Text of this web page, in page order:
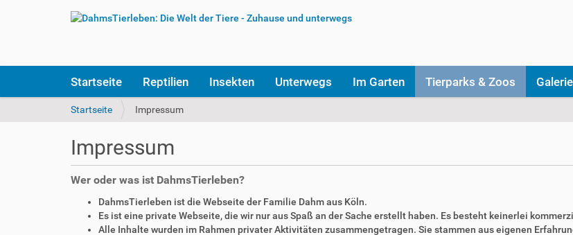
k
Startseite Reptilien Insekten Unterwegs Im Garten Tierparks & Zoos
S
i
n
Startseite Impressum
Impressum
Wer oder was ist DahmsTierleben?
DahmsTierleben ist die Webseite der Familie Dahm aus Köln.
Es ist eine private Webseite, die wir nur aus Spaß an der Sache erstellt haben. Es besteht keinerlei
Alle Inhalte wurden im Rahmen privater Aktivitäten zusammengetragen. Sie stammen aus eigenen